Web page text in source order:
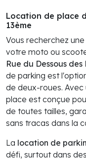
Location de place
13ème
Vous recherchez une
votre moto ou
Rue du Dessous des
de parking est
de deux-roues.
place est conçue
de toutes tailles,
sans tracas dans la
La location de
défi, surtout dans